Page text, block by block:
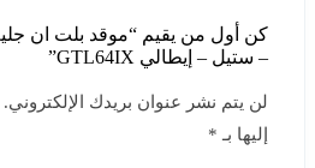
– ستيل – إيطالي GTL64IX”
لن يتم نشر عنوان بريدك الإلكتروني.
إليها بـ *